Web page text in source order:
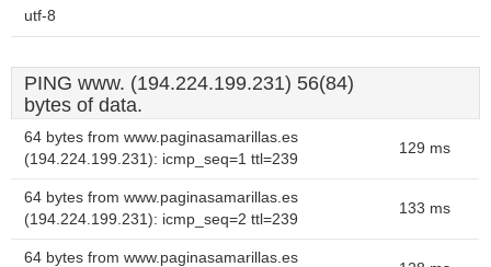
utf-8
PING www. (194.224.199.231) 56(84)
bytes of data.
64 bytes from www.paginasamarillas.es
(194.224.199.231): icmp_seq=1 ttl=239
129 ms
64 bytes from www.paginasamarillas.es
(194.224.199.231): icmp_seq=2 ttl=239
133 ms
64 bytes from www.paginasamarillas.es